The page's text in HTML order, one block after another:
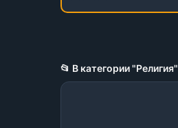
📂 В категории "Религия"